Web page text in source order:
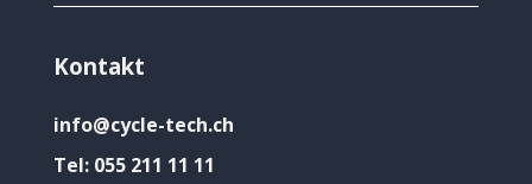
Kontakt
info@cycle-tech.ch
Tel: 055 211 11 11